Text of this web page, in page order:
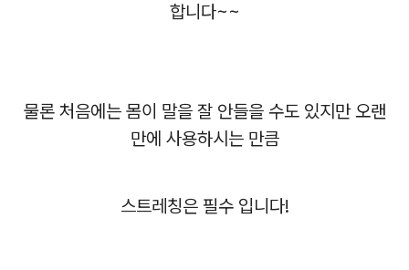
합니다~~
물론 처음에는 몸이 말을 잘 안들을 수도 있지만 오랜
만에 사용하시는 만큼
스트레칭은 필수 입니다!